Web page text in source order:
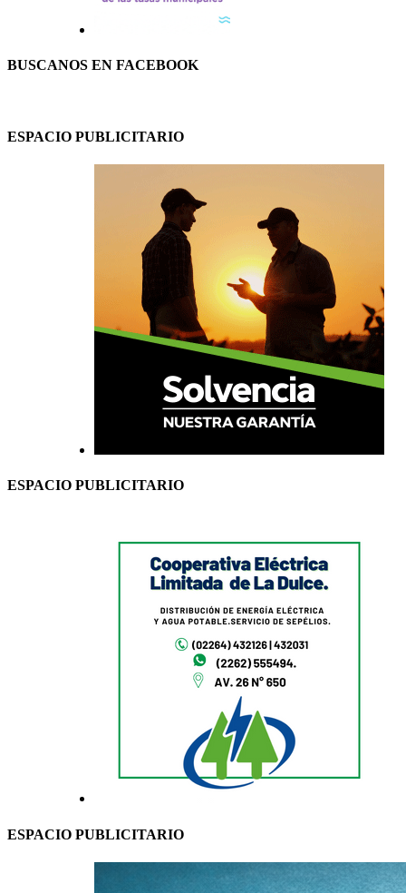
BUSCANOS EN FACEBOOK
ESPACIO PUBLICITARIO
ESPACIO PUBLICITARIO
ESPACIO PUBLICITARIO